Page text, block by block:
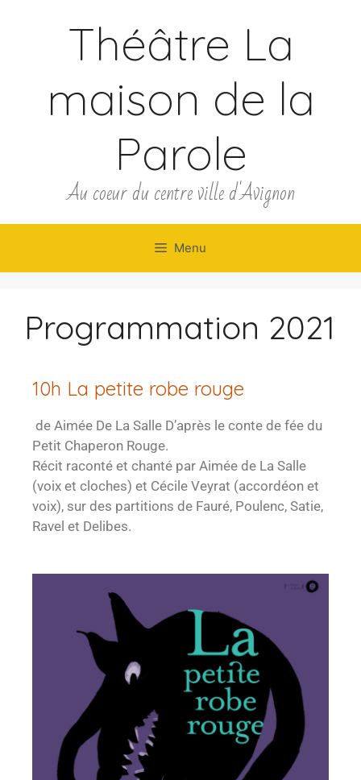
Théâtre La
maison de la
Parole
Au coeur du centre ville d'Avignon
Menu
Programmation 2021
10h La petite robe rouge
de Aimée De La Salle D’après le conte de fée du
Petit Chaperon Rouge.
Récit raconté et chanté par Aimée de La Salle
(voix et cloches) et Cécile Veyrat (accordéon et
voix), sur des partitions de Fauré, Poulenc, Satie,
Ravel et Delibes.